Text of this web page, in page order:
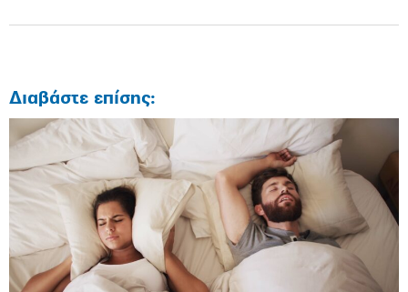
Διαβάστε επίσης: